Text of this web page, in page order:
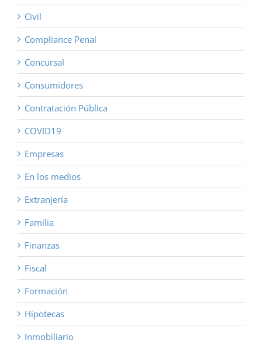
Civil
Compliance Penal
Concursal
Consumidores
Contratación Pública
COVID19
Empresas
En los medios
Extranjería
Familia
Finanzas
Fiscal
Formación
Hipotecas
Inmobiliario